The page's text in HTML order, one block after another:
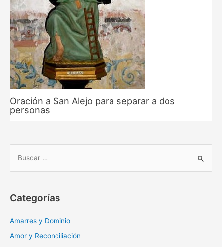
Oración a San Alejo para separar a dos
personas
a
r
Categorías
Amarres y Dominio
Amor y Reconciliación